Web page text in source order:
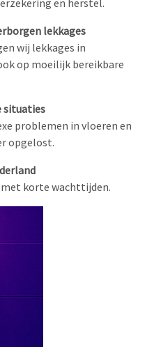
en herstel.
lekkages
wij lekkages in
op moeilijk bereikbare
situaties
problemen in vloeren en
opgelost.
korte wachttijden.